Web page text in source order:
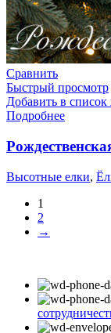
Сравнить
Быстрый просмотр
Добавить в
Подробнее
Высотные елки,
1
2
→